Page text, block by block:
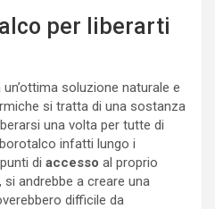
per liberarti
soluzione naturale e
si tratta di una sostanza
una volta per tutte di
infatti lungo i
di accesso al proprio
andrebbe a creare una
difficile da